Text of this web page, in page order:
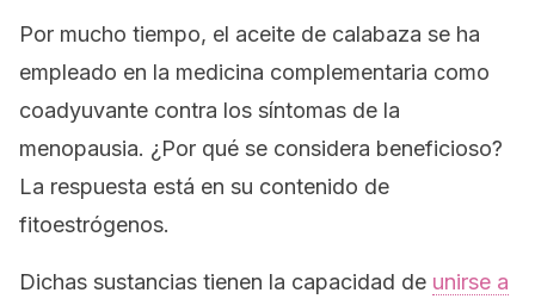
Por mucho tiempo, el aceite de calabaza se ha
empleado en la medicina complementaria como
coadyuvante contra los síntomas de la
menopausia. ¿Por qué se considera beneficioso?
La respuesta está en su contenido de
fitoestrógenos.
Dichas sustancias tienen la capacidad de unirse a